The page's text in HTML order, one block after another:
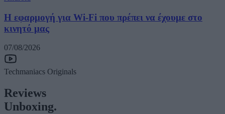
Η εφαρμογή για Wi-Fi που πρέπει να έχουμε στο
κινητό μας
07/08/2026
Techmaniacs Originals
Reviews
Unboxing.